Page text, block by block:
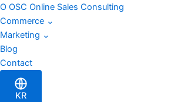
Skip
to
content
O OSC Online Sales Consulting
Commerce ⌄
Marketing ⌄
Blog
Contact
KR
블
로
검
색